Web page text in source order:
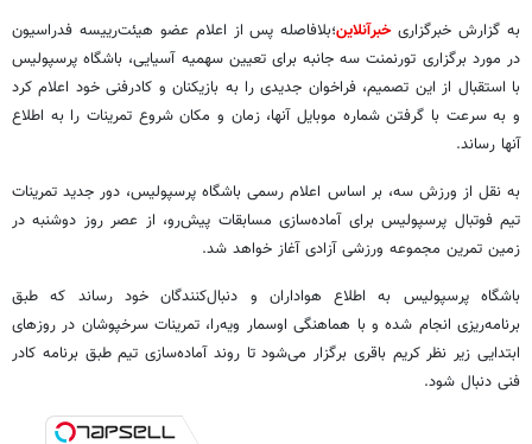
به گزارش خبرگزاریخبرآنلاین؛بلافاصله پس از اعلام عضو هیئت‌رییسه فدراسیون
در مورد برگزاری تورنمنت سه جانبه برای تعیین سهمیه آسیایی، باشگاه پرسپولیس
با استقبال از این تصمیم، فراخوان جدیدی را به بازیکنان و کادرفنی خود اعلام کرد
و به سرعت با گرفتن شماره موبایل آنها، زمان و مکان شروع تمرینات را به اطلاع
آنها رساند.
به نقل از ورزش سه، بر اساس اعلام رسمی باشگاه پرسپولیس، دور جدید تمرینات
تیم فوتبال پرسپولیس برای آماده‌سازی مسابقات پیش‌رو، از عصر روز دوشنبه در
زمین تمرین مجموعه ورزشی آزادی آغاز خواهد شد.
باشگاه پرسپولیس به اطلاع هواداران و دنبال‌کنندگان خود رساند که طبق
برنامه‌ریزی انجام شده و با هماهنگی اوسمار ویه‌را، تمرینات سرخپوشان در روزهای
ابتدایی زیر نظر کریم باقری برگزار می‌شود تا روند آماده‌سازی تیم طبق برنامه کادر
فنی دنبال شود.